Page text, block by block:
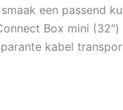
een passend
Box mini
kabel